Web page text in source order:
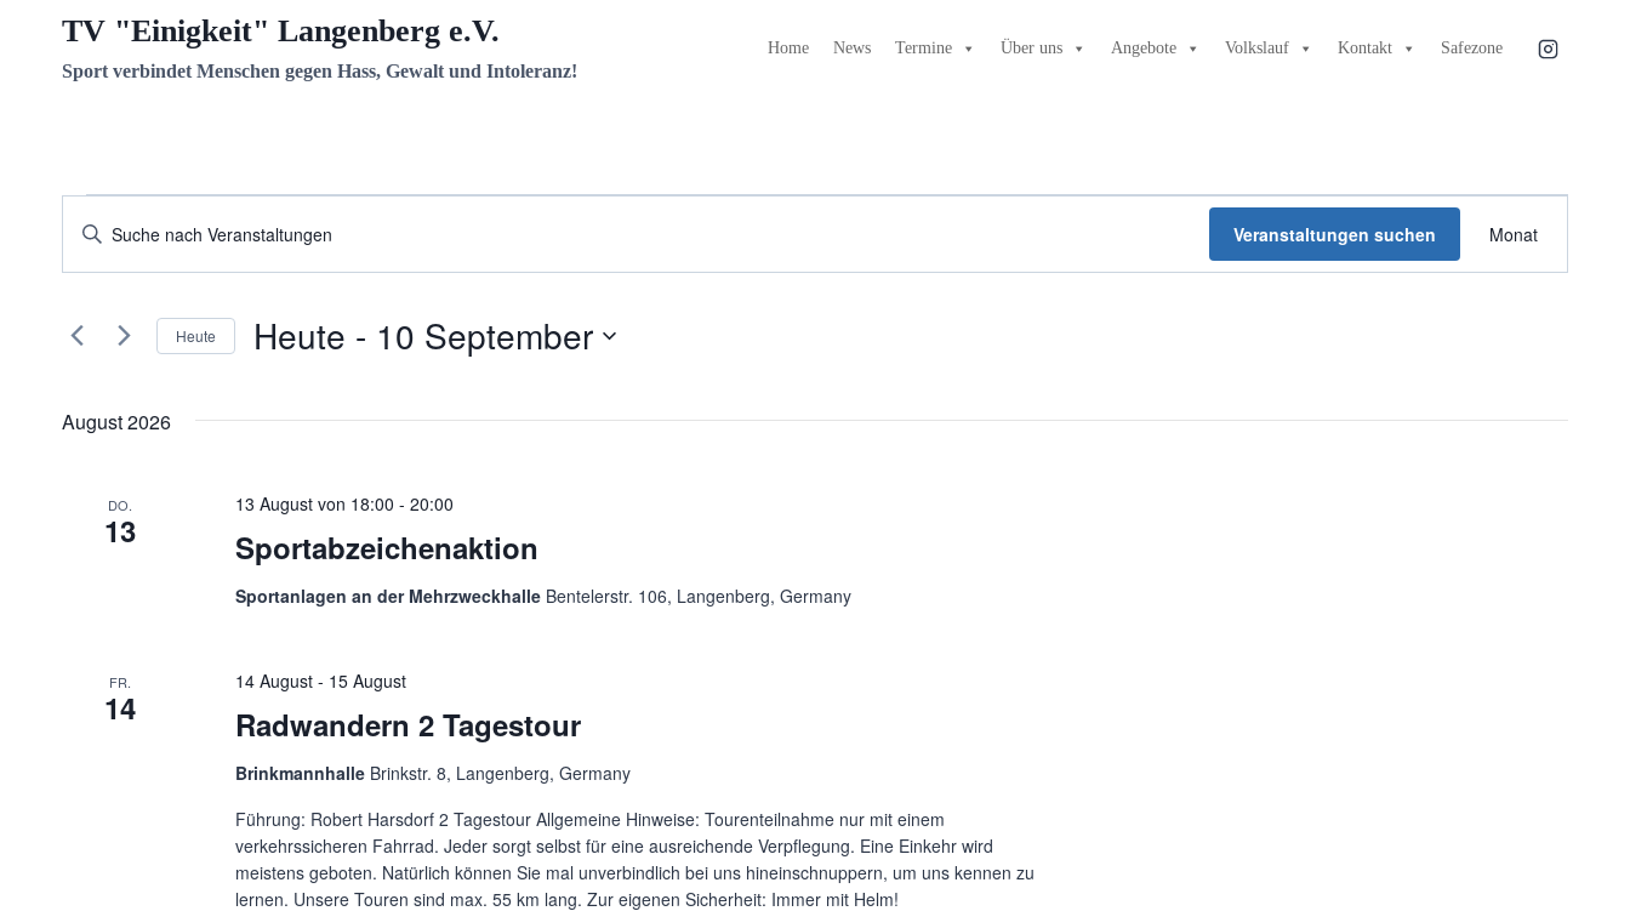
springen
TV "Einigkeit" Langenberg e.V.
Sport verbindet Menschen gegen Hass, Gewalt und Intoleranz!
Home News Termine Über uns Angebote Volkslauf Kontakt Safezone
Veranstaltungen
Veranstaltungen
Suche
und
Navigation
Bitte
Suche
Schlüsselwort.
Veranstaltungen suchen Monat
Heute Heute - 10 September
August 2026
DO.
13 Sportabzeichenaktion
13 August von 18:00 -20:00
Sportanlagen an der Mehrzweckhalle Bentelerstr. 106, Langenberg, Germany
FR.
14 Radwandern 2 Tagestour
14 August - 15 August
Brinkmannhalle Brinkstr. 8, Langenberg, Germany
Führung: Robert Harsdorf 2 Tagestour Allgemeine Hinweise: Tourenteilnahme nur mit einem
verkehrssicheren Fahrrad. Jeder sorgt selbst für eine ausreichende Verpflegung. Eine Einkehr wird
meistens geboten. Natürlich können Sie mal unverbindlich bei uns hineinschnuppern, um uns kennen zu
lernen. Unsere Touren sind max. 55 km lang. Zur eigenen Sicherheit: Immer mit Helm!